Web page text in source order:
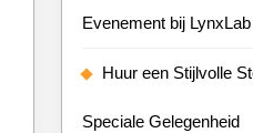
Evenement bij LynxLab
Huur een Stijlvolle
Speciale Gelegenheid